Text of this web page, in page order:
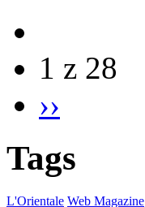
1 z 28
››
Tags
L'Orientale Web Magazine